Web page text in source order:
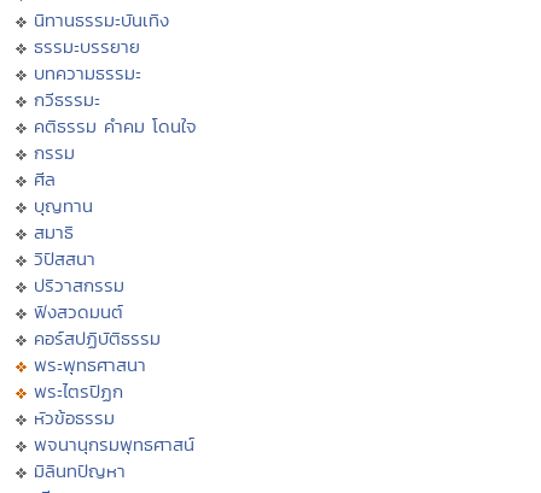
นิทานธรรมะบันเทิง
ธรรมะบรรยาย
บทความธรรมะ
กวีธรรมะ
คติธรรม คำคม โดนใจ
กรรม
ศีล
บุญทาน
สมาธิ
วิปัสสนา
ปริวาสกรรม
ฟังสวดมนต์
คอร์สปฏิบัติธรรม
พระพุทธศาสนา
พระไตรปิฏก
หัวข้อธรรม
พจนานุกรมพุทธศาสน์
มิลินทปัญหา